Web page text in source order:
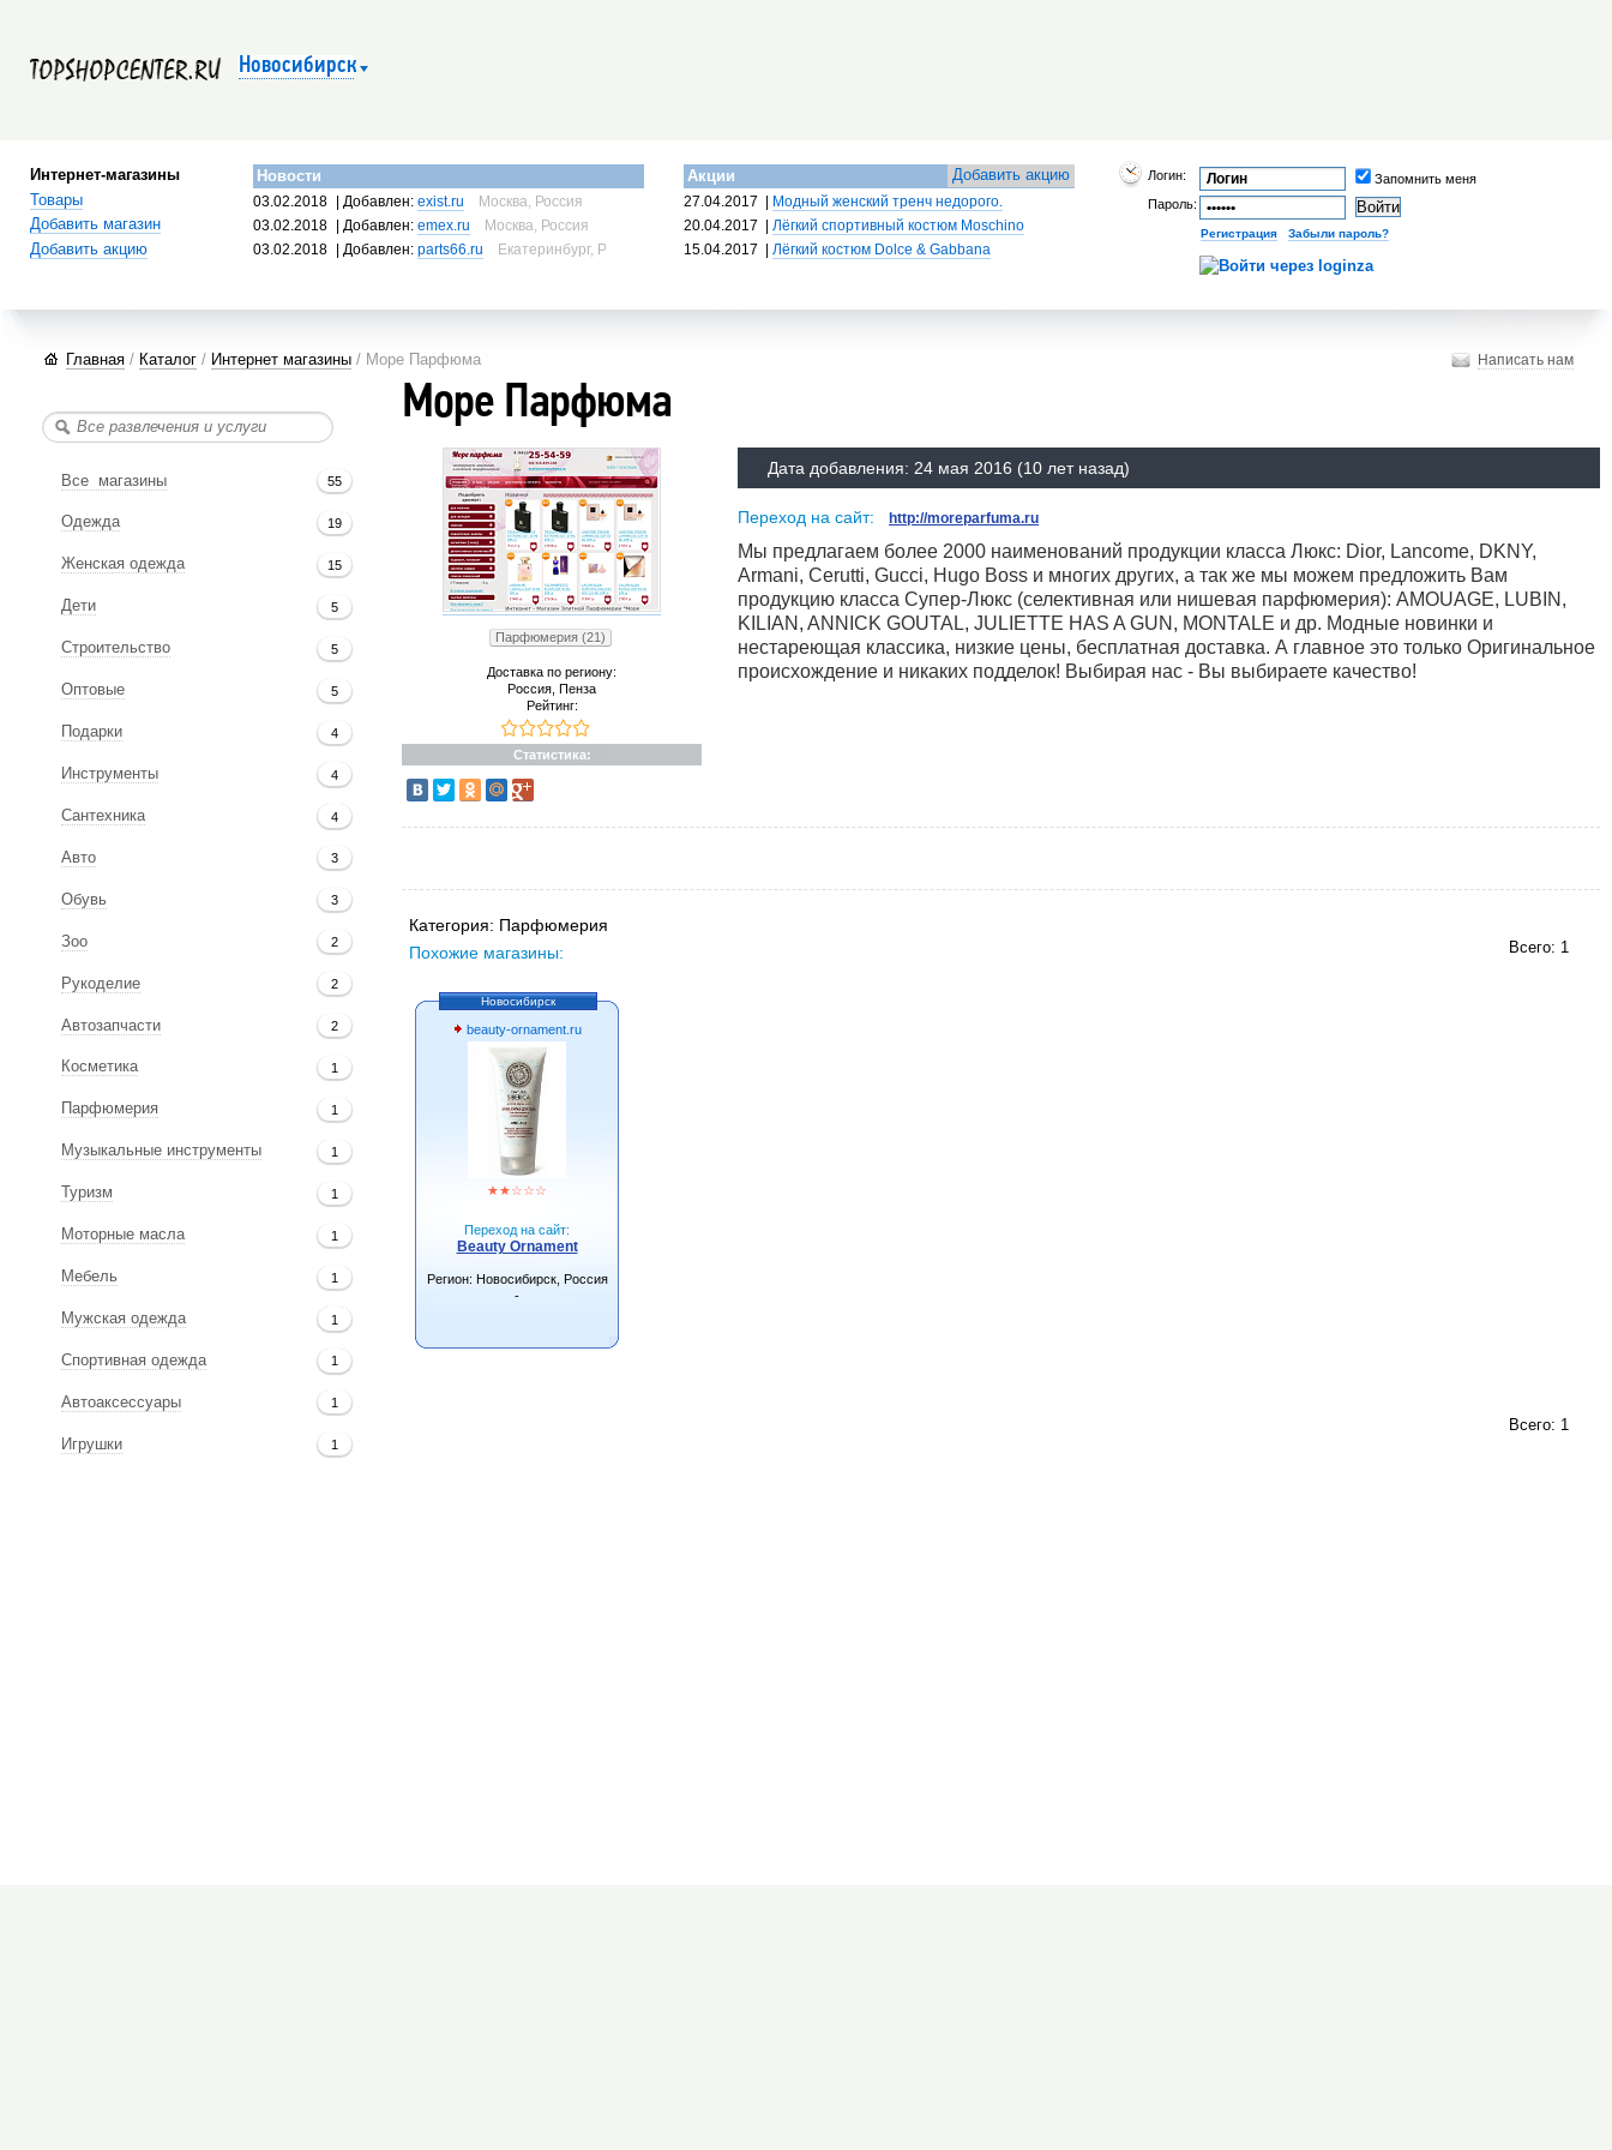
Новосибирск
Интернет-магазины
Товары
Добавить магазин
Добавить акцию
Новости
03.02.2018 | Добавлен: exist.ru
Москва, Россия
03.02.2018
| Добавлен: emex.ru
Москва, Россия
03.02.2018
| Добавлен: parts66.ru Екатеринбург, Россия
Добавить акцию
Акции
27.04.2017
Модный женский тренч недорого.
20.04.2017
Лёгкий спортивный костюм Moschino
15.04.2017
Лёгкий костюм Dolce & Gabbana
Логин:
Запомнить меня
Пароль:
Регистрация| Забыли пароль?
Написать нам
Главная / Каталог / Интернет магазины / Море Парфюма
Все магазины 55
Одежда 19
Женская одежда 15
Дети 5
Строительство 5
Оптовые 5
Подарки 4
Инструменты 4
Сантехника 4
Авто 3
Обувь 3
Зоо 2
Рукоделие 2
Автозапчасти 2
Косметика 1
Парфюмерия 1
Музыкальные инструменты 1
Туризм 1
Моторные масла 1
Мебель 1
Мужская одежда 1
Спортивная одежда 1
Автоаксессуары 1
Игрушки 1
Море Парфюма
Парфюмерия (21)
Доставка по региону:
Россия, Пенза
Рейтинг:
Статистика:
Дата добавления: 24 мая 2016 (10 лет назад)
Переход на сайт: http://moreparfuma.ru
Мы предлагаем более 2000 наименований продукции класса Люкс: Dior, Lancome, DKNY,
Armani, Cerutti, Gucci, Hugo Boss и многих других, а так же мы можем предложить Вам
продукцию класса Супер-Люкс (селективная или нишевая парфюмерия): AMOUAGE, LUBIN,
KILIAN, ANNICK GOUTAL, JULIETTE HAS A GUN, MONTALE и др. Модные новинки и
нестареющая классика, низкие цены, бесплатная доставка. А главное это только Оригинальное
происхождение и никаких подделок! Выбирая нас - Вы выбираете качество!
Категория: Парфюмерия
Похожие магазины:
Всего: 1
Новосибирск
beauty-ornament.ru
★★☆☆☆
Переход на сайт:
Beauty Ornament
Регион: Новосибирск, Россия
-
Всего: 1